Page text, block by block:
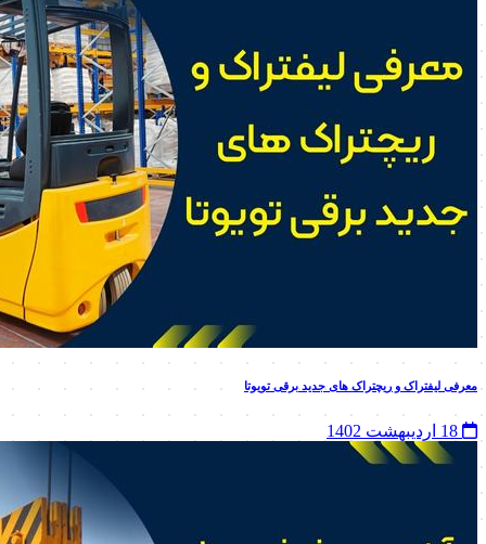
معرفی لیفتراک و ریچتراک های جدید برقی تویوتا